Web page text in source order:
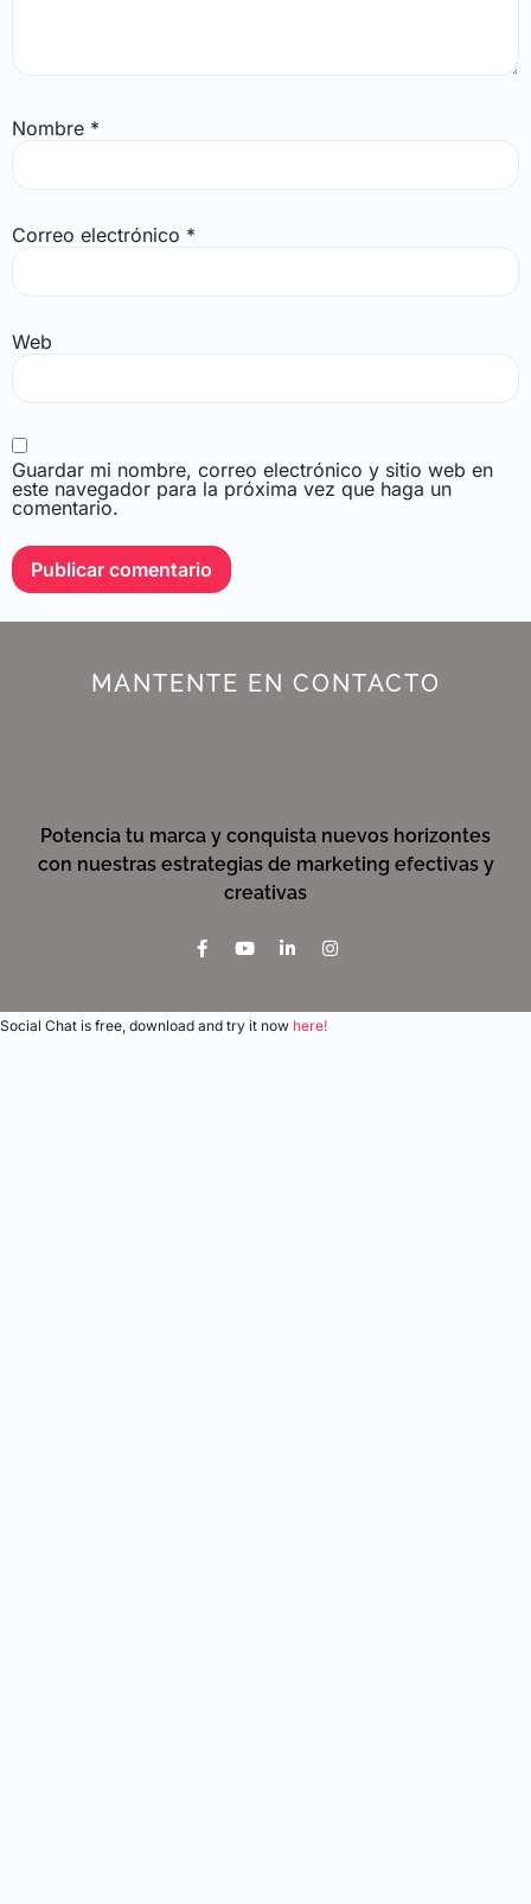
Nombre *
Correo electrónico *
Web
Guardar mi nombre, correo electrónico y sitio web en
este navegador para la próxima vez que haga un
comentario.
MANTENTE EN CONTACTO
Potencia tu marca y conquista nuevos horizontes
con nuestras estrategias de marketing efectivas y
creativas
Social Chat is free, download and try it now here!